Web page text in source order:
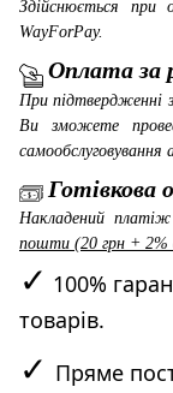
Здійснюється при
WayForPay.
Оплата за
При підтвердженні
Ви зможете
самообслуговування
Готівкова
Накладений
пошти (20 грн + 2%
✓ 100%
товарів.
✓ Пряме